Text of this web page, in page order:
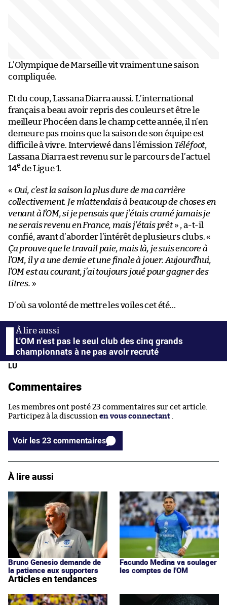
L’Olympique de Marseille vit vraiment une saison
compliquée.
Et du coup, Lassana Diarra aussi. L’international
français a beau avoir repris des couleurs et être le
meilleur Phocéen dans le champ cette année, il n’en
demeure pas moins que la saison de son équipe est
difficile à vivre. Interviewé dans l’émission Téléfoot,
Lassana Diarra est revenu sur le parcours de l’actuel
14e de Ligue 1.
« Oui, c’est la saison la plus dure de ma carrière
collectivement. Je m’attendais à beaucoup de choses en
venant à l’OM, si je pensais que j’étais cramé jamais je
ne serais revenu en France, mais j’étais prêt» , a-t-il
confié, avant d’aborder l’intérêt de plusieurs clubs. «
Ça prouve que le travail paie, mais là, je suis encore à
l’OM, il y a une demie et une finale à jouer. Aujourd’hui,
l’OM est au courant, j’ai toujours joué pour gagner des
titres. »
D’où sa volonté de mettre les voiles cet été…
L'OM n'est pas le seul club des cinq grands
championnats à ne pas avoir recruté
LU
Commentaires
Les membres ont posté 23 commentaires sur cet article.
Participez à la discussion en vous connectant .
Voir les 23 commentaires
À lire aussi
Bruno Genesio demande de
la patience aux supporters
Facundo Medina va soulager
les comptes de l'OM
Articles en tendances